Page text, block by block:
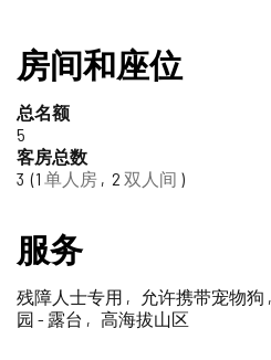
房间和座位
总名额
5
客房总数
3
1 单人房 2 双人间
服务
残障人士专用 允许携带宠物狗
园 - 露台
高海拔山区